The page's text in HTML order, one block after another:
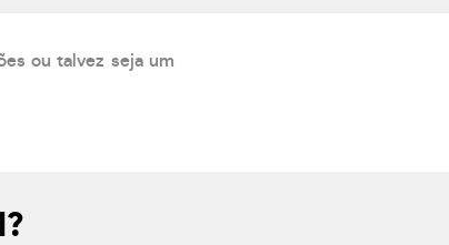
ou talvez seja um